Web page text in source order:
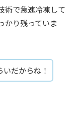
術で急速冷凍して
かり残っていま
だからね！